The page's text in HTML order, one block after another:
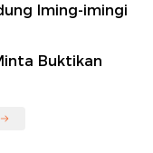
Iming-imingi
Buktikan